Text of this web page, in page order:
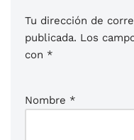
Tu dirección de
publicada. Los
con *
Nombre *